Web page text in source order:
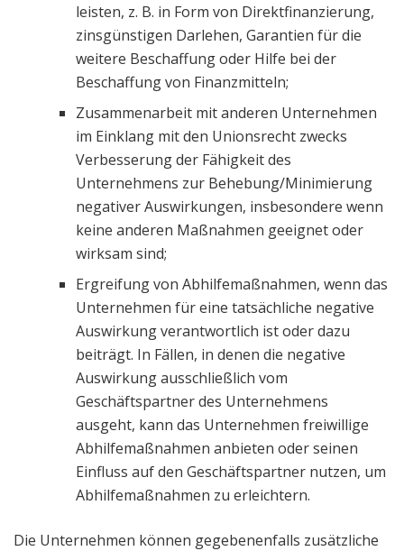
leisten, z. B. in Form von Direktfinanzierung,
zinsgünstigen Darlehen, Garantien für die
weitere Beschaffung oder Hilfe bei der
Beschaffung von Finanzmitteln;
Zusammenarbeit mit anderen Unternehmen
im Einklang mit den Unionsrecht zwecks
Verbesserung der Fähigkeit des
Unternehmens zur Behebung/Minimierung
negativer Auswirkungen, insbesondere wenn
keine anderen Maßnahmen geeignet oder
wirksam sind;
Ergreifung von Abhilfemaßnahmen, wenn das
Unternehmen für eine tatsächliche negative
Auswirkung verantwortlich ist oder dazu
beiträgt. In Fällen, in denen die negative
Auswirkung ausschließlich vom
Geschäftspartner des Unternehmens
ausgeht, kann das Unternehmen freiwillige
Abhilfemaßnahmen anbieten oder seinen
Einfluss auf den Geschäftspartner nutzen, um
Abhilfemaßnahmen zu erleichtern.
Die Unternehmen können gegebenenfalls zusätzliche